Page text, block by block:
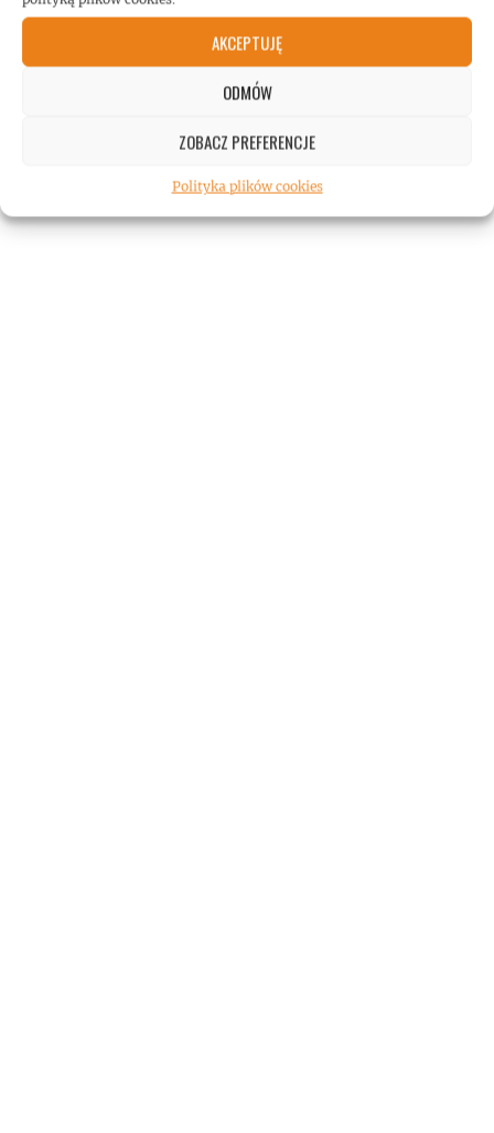
AKCEPTUJĘ
ODMÓW
ZOBACZ PREFERENCJE
Polityka plików cookies